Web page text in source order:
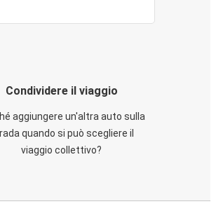
Condividere il viaggio
aggiungere un'altra auto sulla
quando si può scegliere il
viaggio collettivo?